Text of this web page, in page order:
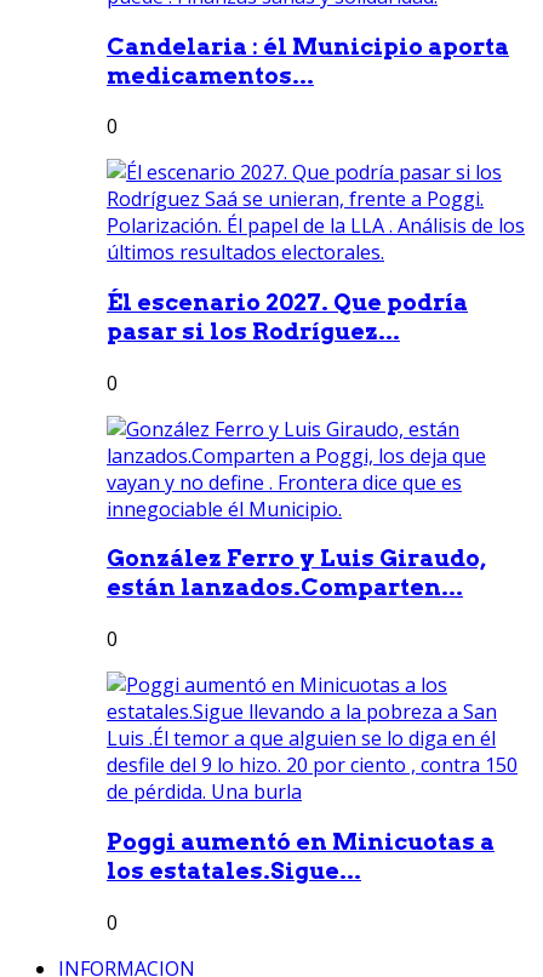
Candelaria : él Municipio aporta
medicamentos...
0
Él escenario 2027. Que podría
pasar si los Rodríguez...
0
González Ferro y Luis Giraudo,
están lanzados.Comparten...
0
Poggi aumentó en Minicuotas a
los estatales.Sigue...
0
INFORMACION